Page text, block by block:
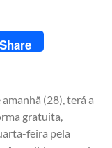
Share
(28), terá a
gratuita,
feira pela